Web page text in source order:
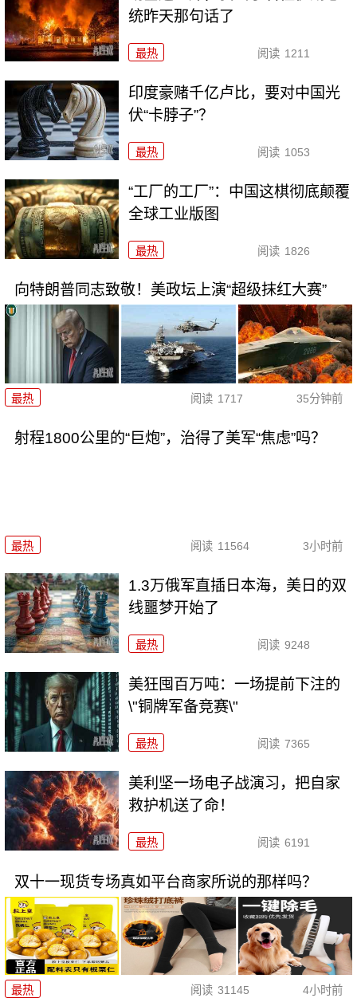
统昨天那句话了
最热 阅读 1211
印度豪赌千亿卢比，要对中国光
伏“卡脖子”？
最热 阅读 1053
“工厂的工厂”：中国这棋彻底颠覆
全球工业版图
最热 阅读 1826
向特朗普同志致敬！美政坛上演“超级抹红大赛”
最热 阅读 1717 35分钟前
射程1800公里的“巨炮”，治得了美军“焦虑”吗？
最热 阅读 11564 3小时前
1.3万俄军直插日本海，美日的双
线噩梦开始了
最热 阅读 9248
美狂囤百万吨：一场提前下注的
\"铜牌军备竞赛\"
最热 阅读 7365
美利坚一场电子战演习，把自家
救护机送了命！
最热 阅读 6191
双十一现货专场真如平台商家所说的那样吗？
最热 阅读 31145 4小时前